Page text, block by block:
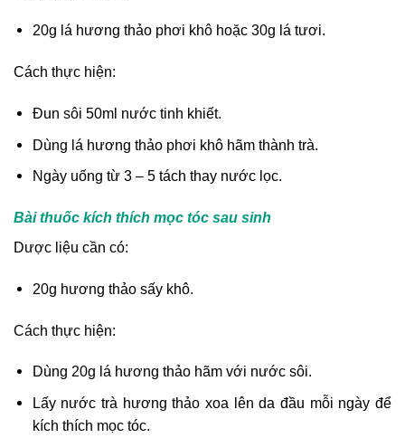
20g lá hương thảo phơi khô hoặc 30g lá tươi.
Cách thực hiện:
Đun sôi 50ml nước tinh khiết.
Dùng lá hương thảo phơi khô hãm thành trà.
Ngày uống từ 3 – 5 tách thay nước lọc.
Bài thuốc kích thích mọc tóc sau sinh
Dược liệu cần có:
20g hương thảo sấy khô.
Cách thực hiện:
Dùng 20g lá hương thảo hãm với nước sôi.
Lấy nước trà hương thảo xoa lên da đầu mỗi ngày để
kích thích mọc tóc.